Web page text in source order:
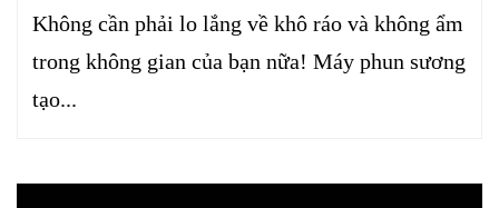
Không cần phải lo lắng về khô ráo và không ẩm
trong không gian của bạn nữa! Máy phun sương
tạo...